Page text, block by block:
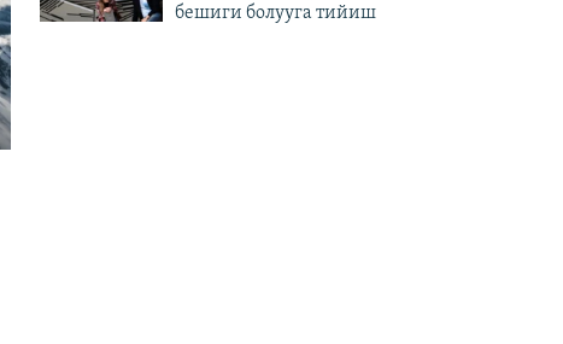
бешиги болууга тийиш